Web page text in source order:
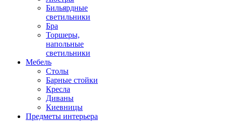
Бильярдные
светильники
Бра
Торшеры,
напольные
светильники
Мебель
Столы
Барные стойки
Кресла
Диваны
Киевницы
Предметы интерьера